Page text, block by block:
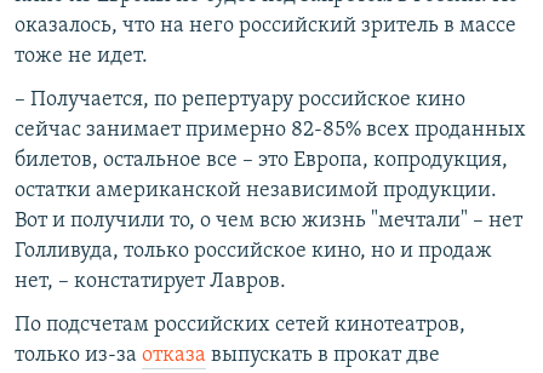
оказалось, что на него российский зритель в массе
тоже не идет.
– Получается, по репертуару российское кино
сейчас занимает примерно 82-85% всех проданных
билетов, остальное все – это Европа, копродукция,
остатки американской независимой продукции.
Вот и получили то, о чем всю жизнь "мечтали" – нет
Голливуда, только российское кино, но и продаж
нет, – констатирует Лавров.
По подсчетам российских сетей кинотеатров,
только из-за отказа выпускать в прокат две